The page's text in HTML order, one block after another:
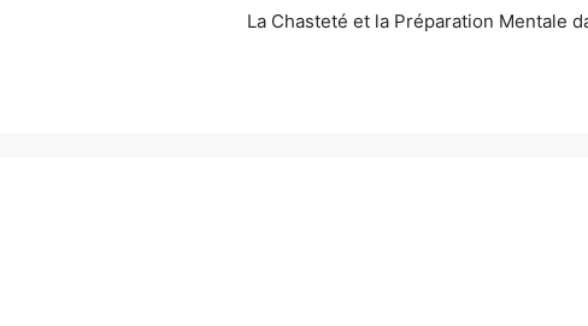
La Chasteté et la Préparation Mentale